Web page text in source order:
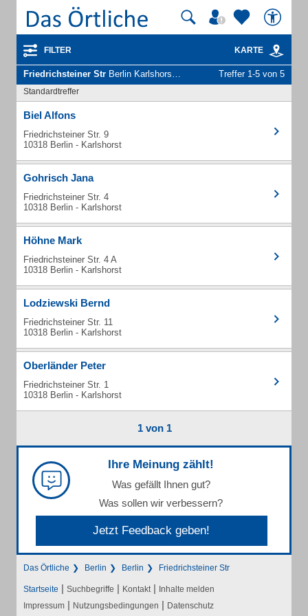
FILTER KARTE
Friedrichsteiner Str Berlin Karlshorst - Unternehmen und Personen Treffer 1-5 von 5
Standardtreffer
Biel Alfons
Friedrichsteiner Str. 9
10318 Berlin - Karlshorst
Gohrisch Jana
Friedrichsteiner Str. 4
10318 Berlin - Karlshorst
Höhne Mark
Friedrichsteiner Str. 4 A
10318 Berlin - Karlshorst
Lodziewski Bernd
Friedrichsteiner Str. 11
10318 Berlin - Karlshorst
Oberländer Peter
Friedrichsteiner Str. 1
10318 Berlin - Karlshorst
1 von 1
Ihre Meinung zählt!
Was gefällt Ihnen gut?
Was sollen wir verbessern?
Jetzt Feedback geben!
Das Örtliche Berlin Berlin Friedrichsteiner Str
Startseite | Suchbegriffe | Kontakt | Inhalte melden
Impressum | Nutzungsbedingungen | Datenschutz